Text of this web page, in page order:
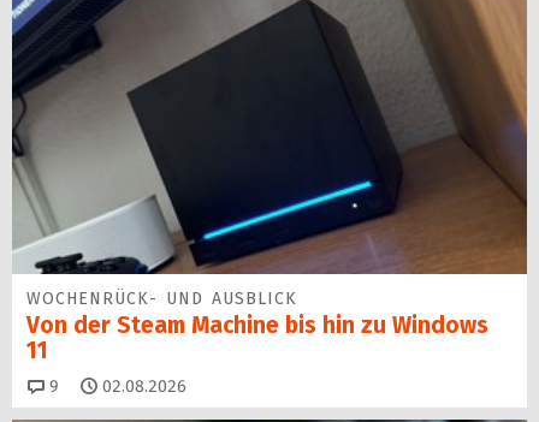
WOCHENRÜCK- UND AUSBLICK
Von der Steam Machine bis hin zu Windows
11
9 Kommentare
02.08.2026